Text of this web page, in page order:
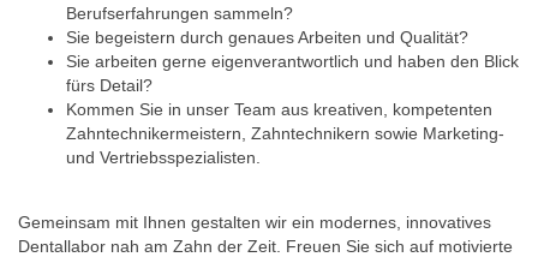
Berufserfahrungen sammeln?
Sie begeistern durch genaues Arbeiten und Qualität?
Sie arbeiten gerne eigenverantwortlich und haben den Blick
fürs Detail?
Kommen Sie in unser Team aus kreativen, kompetenten
Zahntechnikermeistern, Zahntechnikern sowie Marketing-
und Vertriebsspezialisten.
Gemeinsam mit Ihnen gestalten wir ein modernes, innovatives
Dentallabor nah am Zahn der Zeit. Freuen Sie sich auf motivierte